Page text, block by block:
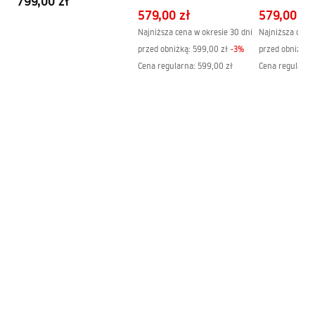
RAPID ŚCIANKA Deklaracja.pdf
Deklaracja Właściwości Użytkowych
RAPID BLACK DRZWI Deklaracja.pdf
579,00 zł
Najniższa cena w okresie 30 dni
przed obniżką: 599,00 zł -3%
Cena regularna: 599,00 zł
579,00 zł
Najniższa
przed obniżką:
Cena regularna